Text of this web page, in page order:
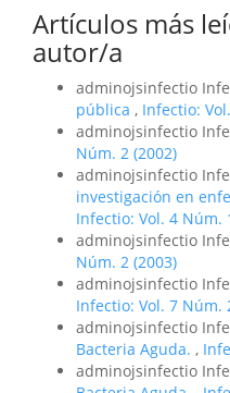
Artículos más
autor/a
adminojsinfectio
pública , Infectio:
adminojsinfectio
Núm. 2 (2002)
adminojsinfectio
investigación en
Infectio: Vol. 4 Núm.
adminojsinfectio
Núm. 2 (2003)
adminojsinfectio
Infectio: Vol. 7 Núm.
adminojsinfectio
Bacteria Aguda. ,
adminojsinfectio